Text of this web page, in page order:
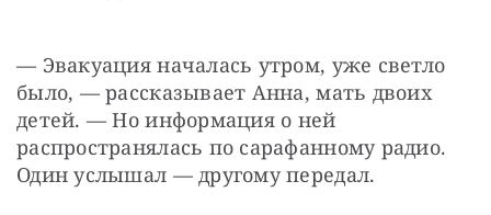
— Эвакуация началась утром, уже светло
было, — рассказывает Анна, мать двоих
детей. — Но информация о ней
распространялась по сарафанному радио.
Один услышал — другому передал.